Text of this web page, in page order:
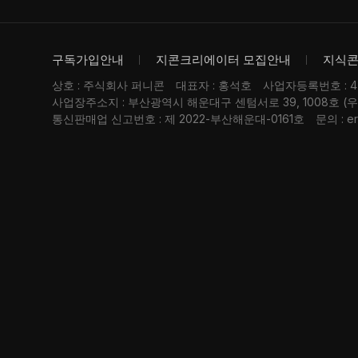
구독가입안내 지콘크리에이터 모집안내 지식
상호 : 주식회사 퍼니콘 대표자 : 홍석호
사업자등록번호 :
사업장주소지 : 부산광역시 해운대구 센텀서로 39, 1008호 (
통신판매업 신고번호 : 제 2022-부산해운대-0161호
문의 :